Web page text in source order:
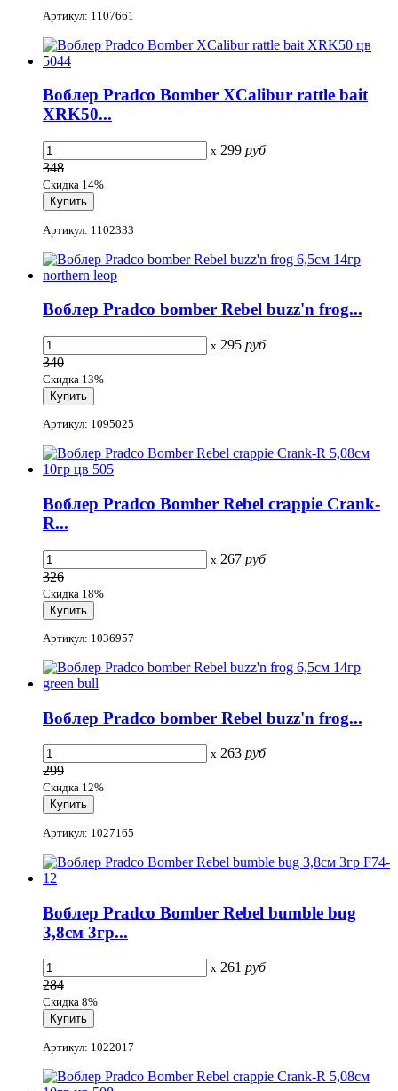
Артикул: 1107661
Воблер Pradco Bomber XCalibur rattle bait
XRK50...
x 299 руб
348
Скидка 14%
Артикул: 1102333
Воблер Pradco bomber Rebel buzz'n frog...
x 295 руб
340
Скидка 13%
Артикул: 1095025
Воблер Pradco Bomber Rebel crappie Crank-
R...
x 267 руб
326
Скидка 18%
Артикул: 1036957
Воблер Pradco bomber Rebel buzz'n frog...
x 263 руб
299
Скидка 12%
Артикул: 1027165
Воблер Pradco Bomber Rebel bumble bug
3,8см 3гр...
x 261 руб
284
Скидка 8%
Артикул: 1022017